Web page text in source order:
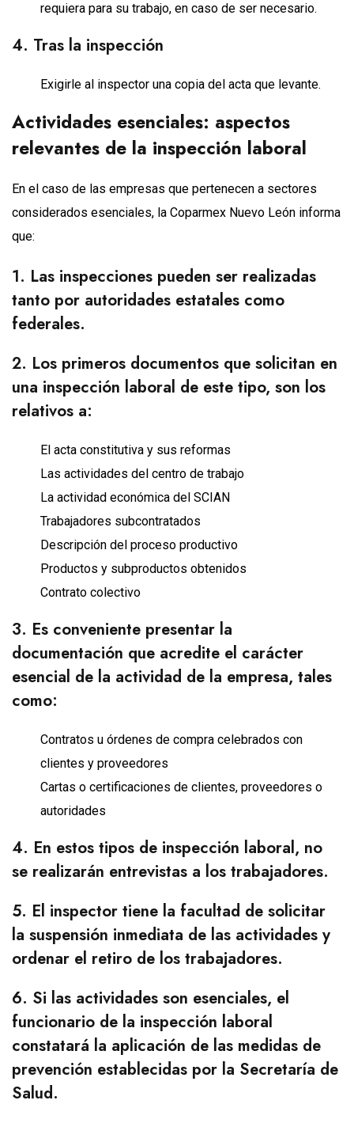
requiera para su trabajo, en caso de ser necesario.
4. Tras la inspección
Exigirle al inspector una copia del acta que levante.
Actividades esenciales: aspectos
relevantes de la inspección laboral
En el caso de las empresas que pertenecen a sectores
considerados esenciales, la Coparmex Nuevo León informa
que:
1. Las inspecciones pueden ser realizadas
tanto por autoridades estatales como
federales.
2. Los primeros documentos que solicitan en
una inspección laboral de este tipo, son los
relativos a:
El acta constitutiva y sus reformas
Las actividades del centro de trabajo
La actividad económica del SCIAN
Trabajadores subcontratados
Descripción del proceso productivo
Productos y subproductos obtenidos
Contrato colectivo
3. Es conveniente presentar la
documentación que acredite el carácter
esencial de la actividad de la empresa, tales
como:
Contratos u órdenes de compra celebrados con
clientes y proveedores
Cartas o certificaciones de clientes, proveedores o
autoridades
4. En estos tipos de inspección laboral, no
se realizarán entrevistas a los trabajadores.
5. El inspector tiene la facultad de solicitar
la suspensión inmediata de las actividades y
ordenar el retiro de los trabajadores.
6. Si las actividades son esenciales, el
funcionario de la inspección laboral
constatará la aplicación de las medidas de
prevención establecidas por la Secretaría de
Salud.